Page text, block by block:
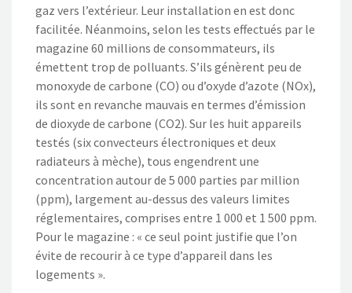
gaz vers l’extérieur. Leur installation en est donc
facilitée. Néanmoins, selon les tests effectués par le
magazine 60 millions de consommateurs, ils
émettent trop de polluants. S’ils génèrent peu de
monoxyde de carbone (CO) ou d’oxyde d’azote (NOx),
ils sont en revanche mauvais en termes d’émission
de dioxyde de carbone (CO2). Sur les huit appareils
testés (six convecteurs électroniques et deux
radiateurs à mèche), tous engendrent une
concentration autour de 5 000 parties par million
(ppm), largement au-dessus des valeurs limites
réglementaires, comprises entre 1 000 et 1 500 ppm.
Pour le magazine : « ce seul point justifie que l’on
évite de recourir à ce type d’appareil dans les
logements ».